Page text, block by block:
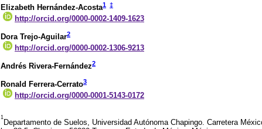
Elizabeth Hernández-Acosta1 ‡
http://orcid.org/0000-0002-1409-1623
Dora Trejo-Aguilar2
http://orcid.org/0000-0002-1306-9213
Andrés Rivera-Fernández2
Ronald Ferrera-Cerrato3
http://orcid.org/0000-0001-5143-0172
1
Departamento de Suelos, Universidad Autónoma Chapingo. Carretera